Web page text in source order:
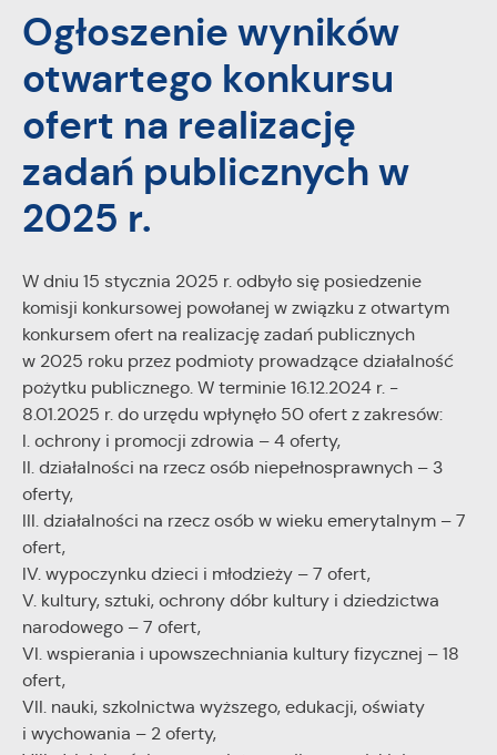
Ogłoszenie wyników
otwartego konkursu
ofert na realizację
zadań publicznych w
2025 r.
W dniu 15 stycznia 2025 r. odbyło się posiedzenie
komisji konkursowej powołanej w związku z otwartym
konkursem ofert na realizację zadań publicznych
w 2025 roku przez podmioty prowadzące działalność
pożytku publicznego. W terminie 16.12.2024 r. -
8.01.2025 r. do urzędu wpłynęło 50 ofert z zakresów:
I. ochrony i promocji zdrowia – 4 oferty,
II. działalności na rzecz osób niepełnosprawnych – 3
oferty,
III. działalności na rzecz osób w wieku emerytalnym – 7
ofert,
IV. wypoczynku dzieci i młodzieży – 7 ofert,
V. kultury, sztuki, ochrony dóbr kultury i dziedzictwa
narodowego – 7 ofert,
VI. wspierania i upowszechniania kultury fizycznej – 18
ofert,
VII. nauki, szkolnictwa wyższego, edukacji, oświaty
i wychowania – 2 oferty,
personalizację określonych funkcjonalności czy
prezentowanych treści.
Dzięki tym plikom cookies możemy zapewnić Ci większy
komfort korzystania z funkcjonalności naszej strony poprzez
dopasowanie jej do Twoich indywidualnych preferencji.
Wyrażenie zgody na funkcjonalne i personalizacyjne pliki
cookies gwarantuje dostępność większej ilości funkcji na
stronie.
Więcej
Analityczne
Analityczne pliki cookies pomagają nam rozwijać się i
dostosowywać do Twoich potrzeb.
Cookies analityczne pozwalają na uzyskanie informacji w
częstotliwości, z jaką odwiedzane są nasze serwisy www.
Dane pozwalają nam na ocenę naszych serwisów
internetowych pod względem ich popularności wśród
użytkowników. Zgromadzone informacje są przetwarzane w
formie zanonimizowanej. Wyrażenie zgody na analityczne pliki
cookies gwarantuje dostępność wszystkich funkcjonalności.
Reklamowe
Dzięki reklamowym plikom cookies prezentujemy Ci
najciekawsze informacje i aktualności na stronach naszych
partnerów.
Promocyjne pliki cookies służą do prezentowania Ci naszych
komunikatów na podstawie analizy Twoich upodobań oraz
Twoich zwyczajów dotyczących przeglądanej witryny
internetowej. Treści promocyjne mogą pojawić się na
stronach podmiotów trzecich lub firm będących naszymi
partnerami oraz innych dostawców usług. Firmy te działają w
charakterze pośredników prezentujących nasze treści w
postaci wiadomości, ofert, komunikatów mediów
społecznościowych.
Więcej